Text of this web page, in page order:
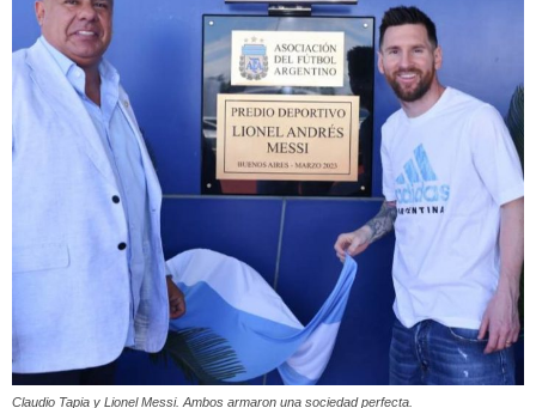
Claudio Tapia y Lionel Messi. Ambos armaron una sociedad perfecta.